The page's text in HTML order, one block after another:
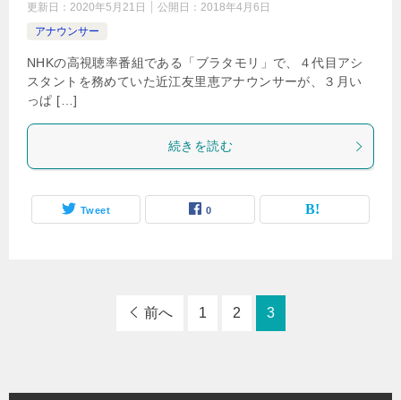
更新日： 2020年5月21日 公開日： 2018年4月6日
アナウンサー
NHKの高視聴率番組である「ブラタモリ」で、４代目アシ
スタントを務めていた近江友里恵アナウンサーが、３月い
っぱ […]
続きを読む
Tweet 0
前へ 1 2 3